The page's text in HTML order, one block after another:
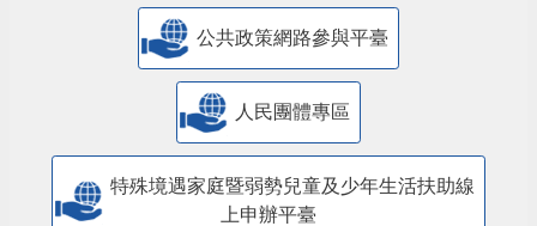
公共政策網路參與平臺
人民團體專區
特殊境遇家庭暨弱勢兒童及少年生活扶助線
上申辦平臺